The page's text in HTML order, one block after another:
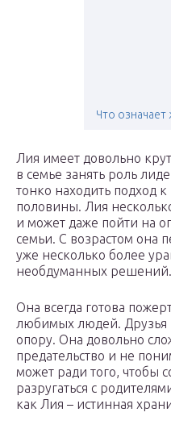
Что
Лия имеет довольно
в семье занять роль
тонко находить подход
половины. Лия
и может даже пойти на
семьи. С возрастом она
уже несколько более
необдуманных решений.
Она всегда готова
любимых людей. Друзья
опору. Она довольно
предательство и не
может ради того, чтобы
разругаться с
как Лия – истинная